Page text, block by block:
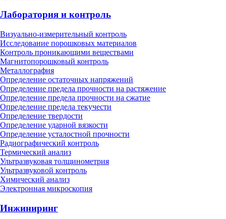
Лаборатория и контроль
Визуально-измерительный контроль
Исследование порошковых материалов
Контроль проникающими веществами
Магнитопорошковый контроль
Металлография
Определение остаточных напряжений
Определение предела прочности на растяжение
Определение предела прочности на сжатие
Определение предела текучести
Определение твердости
Определение ударной вязкости
Определение усталостной прочности
Радиографический контроль
Термический анализ
Ультразвуковая толщинометрия
Ультразвуковой контроль
Химический анализ
Электронная микроскопия
Инжиниринг